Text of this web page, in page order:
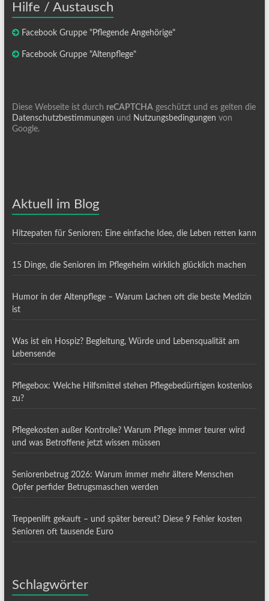
Hilfe / Austausch
Facebook Gruppe "Pflegende Angehörige"
Facebook Gruppe "Altenpflege"
Diese Webseite ist durch reCAPTCHAgeschützt und es gelten die
Datenschutzbestimmungen und Nutzungsbedingungen von
Google.
Aktuell im Blog
Hitzepaten für Senioren: Eine einfache Idee, die Leben retten kann
15 Dinge, die Senioren im Pflegeheim wirklich glücklich machen
Humor in der Altenpflege – Warum Lachen oft die beste Medizin
ist
Was ist ein Hospiz? Begleitung, Würde und Lebensqualität am
Lebensende
Pflegebox: Welche Hilfsmittel stehen Pflegebedürftigen kostenlos
zu?
Pflegekosten außer Kontrolle? Warum Pflege immer teurer wird
und was Betroffene jetzt wissen müssen
Seniorenbetrug 2026: Warum immer mehr ältere Menschen
Opfer perfider Betrugsmaschen werden
Treppenlift gekauft – und später bereut? Diese 9 Fehler kosten
Senioren oft tausende Euro
Schlagwörter